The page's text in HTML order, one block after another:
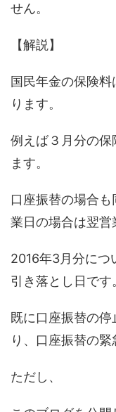
せん。
【解説】
国民年金の保険
ります。
例えば３月分の保
ます。
口座振替の場合
業日の場合は翌営
2016年3月分につ
引き落とし日です
既に口座振替の
り、口座振替の緊
ただし、